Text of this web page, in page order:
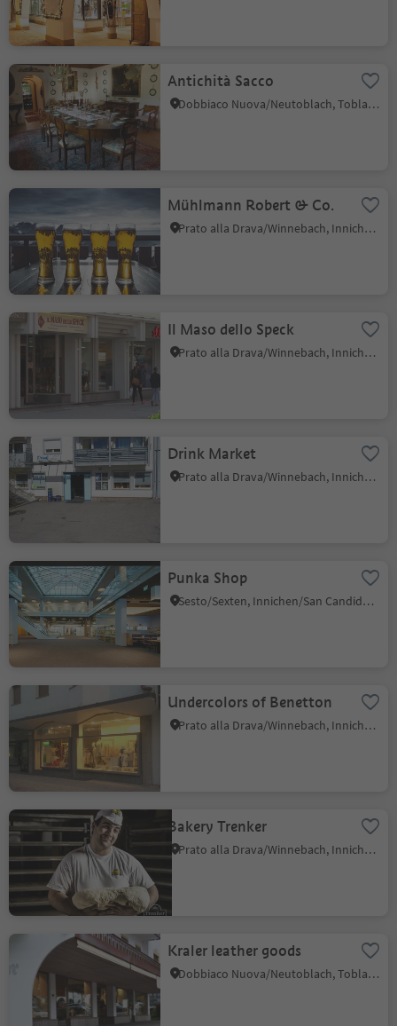
Antichità Sacco
Dobbiaco Nuova/Neutoblach, Toblach/Dobbiaco, Dolomites Region 3 Zinnen
Mühlmann Robert & Co.
Prato alla Drava/Winnebach, Innichen/San Candido, Dolomites Region 3 Zinnen
Il Maso dello Speck
Prato alla Drava/Winnebach, Innichen/San Candido, Dolomites Region 3 Zinnen
Drink Market
Prato alla Drava/Winnebach, Innichen/San Candido, Dolomites Region 3 Zinnen
Punka Shop
Sesto/Sexten, Innichen/San Candido, Dolomites Region 3 Zinnen
Undercolors of Benetton
Prato alla Drava/Winnebach, Innichen/San Candido, Dolomites Region 3 Zinnen
Bakery Trenker
Prato alla Drava/Winnebach, Innichen/San Candido, Dolomites Region 3 Zinnen
Kraler leather goods
Dobbiaco Nuova/Neutoblach, Toblach/Dobbiaco, Dolomites Region 3 Zinnen